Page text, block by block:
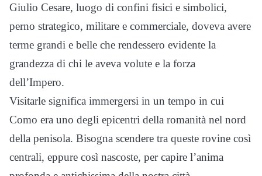
Giulio Cesare, luogo di confini fisici e simbolici,
perno strategico, militare e commerciale, doveva avere
terme grandi e belle che rendessero evidente la
grandezza di chi le aveva volute e la forza
dell’Impero.
Visitarle significa immergersi in un tempo in cui
Como era uno degli epicentri della romanità nel nord
della penisola. Bisogna scendere tra queste rovine così
centrali, eppure così nascoste, per capire l’anima